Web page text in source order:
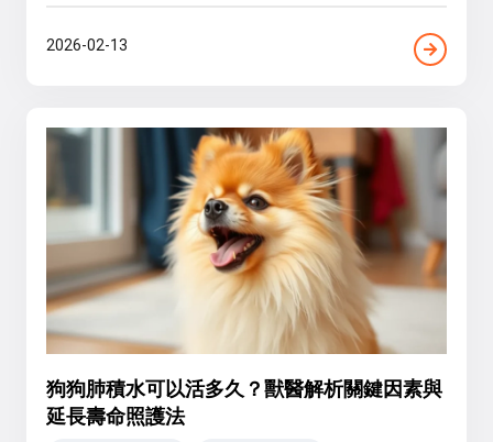
2026-02-13
狗狗肺積水可以活多久？獸醫解析關鍵因素與
延長壽命照護法